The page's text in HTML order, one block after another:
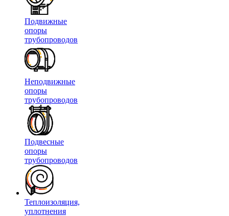
Подвижные
опоры
трубопроводов
Неподвижные
опоры
трубопроводов
Подвесные
опоры
трубопроводов
Теплоизоляция,
уплотнения